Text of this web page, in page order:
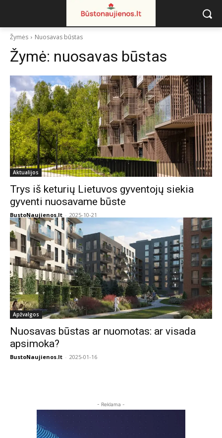
Žymės Nuosavas būstas
Žymė: nuosavas būstas
Aktualijos
Trys iš keturių Lietuvos gyventojų siekia
gyventi nuosavame būste
BustoNaujienos.lt - 2025-10-21
Apžvalgos
Nuosavas būstas ar nuomotas: ar visada
apsimoka?
BustoNaujienos.lt - 2025-01-16
- Reklama -